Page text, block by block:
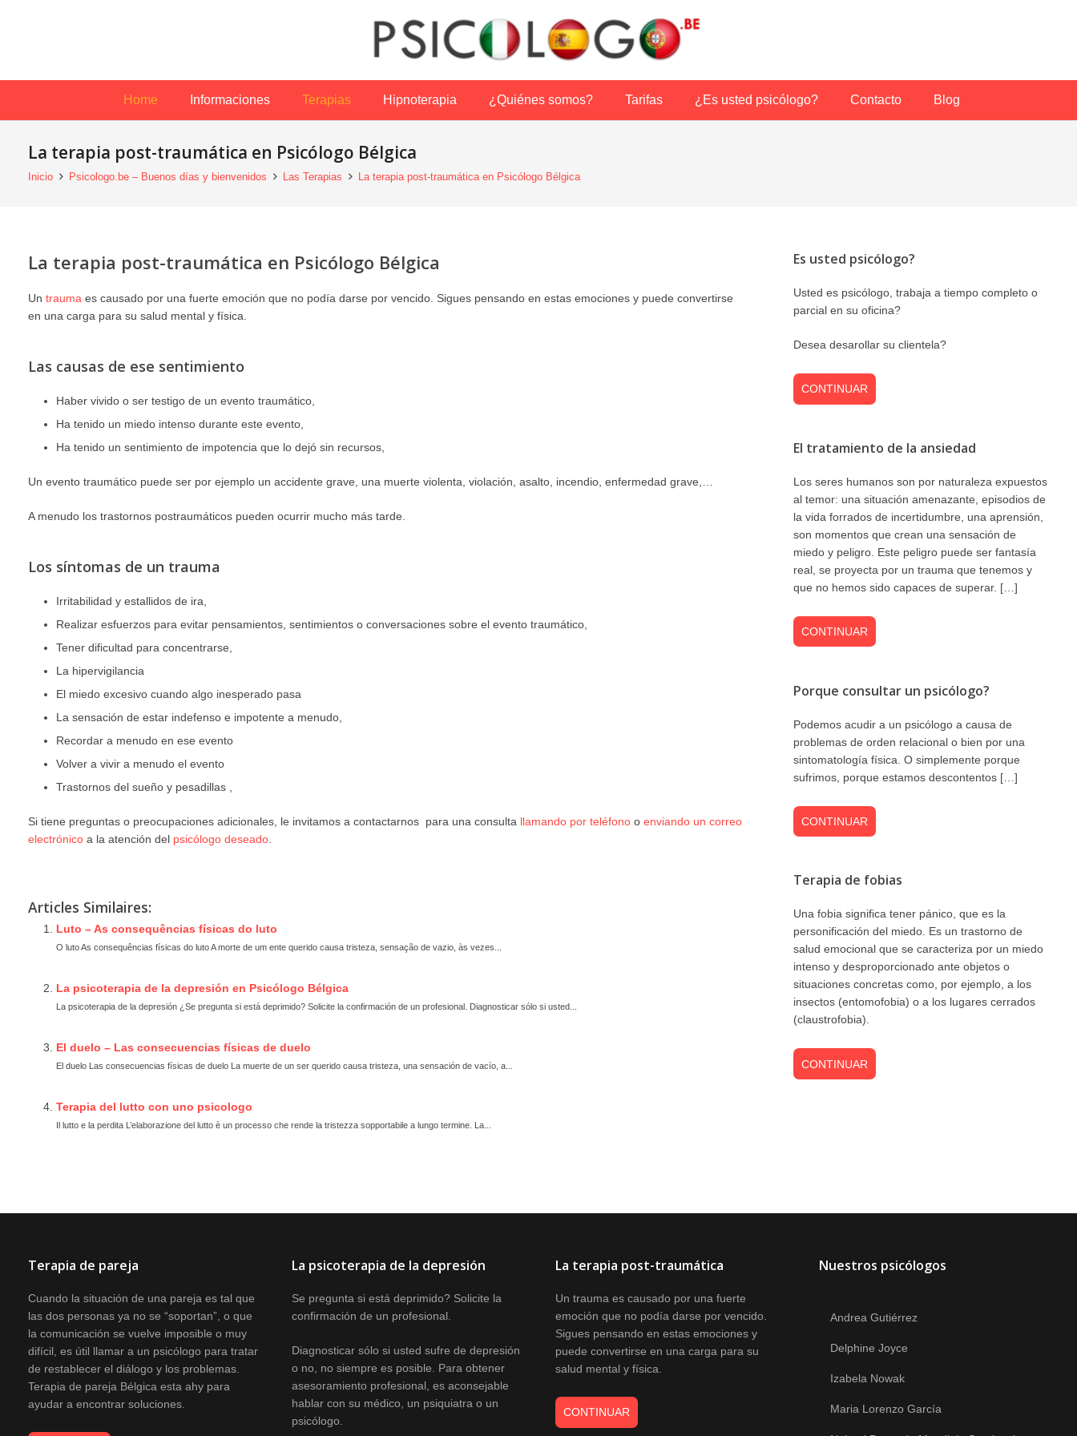
Home Informaciones Terapias Hipnoterapia ¿Quiénes somos? Tarifas ¿Es usted psicólogo? Contacto Blog
La terapia post-traumática en Psicólogo Bélgica
Inicio Psicologo.be – Buenos días y bienvenidos Las Terapias La terapia post-traumática en Psicólogo Bélgica
La terapia post-traumática en Psicólogo Bélgica
Un trauma es causado por una fuerte emoción que no podía darse por vencido. Sigues pensando en estas emociones y puede convertirse
en una carga para su salud mental y física.
Las causas de ese sentimiento
Haber vivido o ser testigo de un evento traumático,
Ha tenido un miedo intenso durante este evento,
Ha tenido un sentimiento de impotencia que lo dejó sin recursos,
Un evento traumático puede ser por ejemplo un accidente grave, una muerte violenta, violación, asalto, incendio, enfermedad grave,…
A menudo los trastornos postraumáticos pueden ocurrir mucho más tarde.
Los síntomas de un trauma
Irritabilidad y estallidos de ira,
Realizar esfuerzos para evitar pensamientos, sentimientos o conversaciones sobre el evento traumático,
Tener dificultad para concentrarse,
La hipervigilancia
El miedo excesivo cuando algo inesperado pasa
La sensación de estar indefenso e impotente a menudo,
Recordar a menudo en ese evento
Volver a vivir a menudo el evento
Trastornos del sueño y pesadillas ,
Si tiene preguntas o preocupaciones adicionales, le invitamos a contactarnos para una consulta llamando por teléfono o enviando un correo
electrónico a la atención del psicólogo deseado
Articles Similaires:
Luto – As consequências físicas do luto
O luto As consequências físicas do luto A morte de um ente querido causa tristeza, sensação de vazio, às vezes...
La psicoterapia de la depresión en Psicólogo Bélgica
La psicoterapia de la depresión ¿Se pregunta si está deprimido? Solicite la confirmación de un profesional. Diagnosticar sólo si usted...
El duelo – Las consecuencias físicas de duelo
El duelo Las consecuencias físicas de duelo La muerte de un ser querido causa tristeza, una sensación de vacío, a...
Terapia del lutto con uno psicologo
Il lutto e la perdita L’elaborazione del lutto è un processo che rende la tristezza sopportabile a lungo termine. La...
Es usted psicólogo?
Usted es psicólogo, trabaja a tiempo completo o
parcial en su oficina?
Desea desarollar su clientela?
CONTINUAR
El tratamiento de la ansiedad
Los seres humanos son por naturaleza expuestos
al temor: una situación amenazante, episodios de
la vida forrados de incertidumbre, una aprensión,
son momentos que crean una sensación de
miedo y peligro. Este peligro puede ser fantasía
real, se proyecta por un trauma que tenemos y
que no hemos sido capaces de superar. […]
CONTINUAR
Porque consultar un psicólogo?
Podemos acudir a un psicólogo a causa de
problemas de orden relacional o bien por una
sintomatología física. O simplemente porque
sufrimos, porque estamos descontentos […]
CONTINUAR
Terapia de fobias
Una fobia significa tener pánico, que es la
personificación del miedo. Es un trastorno de
salud emocional que se caracteriza por un miedo
intenso y desproporcionado ante objetos o
situaciones concretas como, por ejemplo, a los
insectos (entomofobia) o a los lugares cerrados
(claustrofobia).
CONTINUAR
Terapia de pareja
Cuando la situación de una pareja es tal que
las dos personas ya no se “soportan”, o que
la comunicación se vuelve imposible o muy
difícil, es útil llamar a un psicólogo para tratar
de restablecer el diálogo y los problemas.
Terapia de pareja Bélgica esta ahy para
ayudar a encontrar soluciones.
La psicoterapia de la depresión
Se pregunta si está deprimido? Solicite la
confirmación de un profesional.
Diagnosticar sólo si usted sufre de depresión
o no, no siempre es posible. Para obtener
asesoramiento profesional, es aconsejable
hablar con su médico, un psiquiatra o un
psicólogo.
La terapia post-traumática
Un trauma es causado por una fuerte
emoción que no podía darse por vencido.
Sigues pensando en estas emociones y
puede convertirse en una carga para su
salud mental y física.
CONTINUAR
Nuestros psicólogos
Andrea Gutiérrez
Delphine Joyce
Izabela Nowak
Maria Lorenzo García